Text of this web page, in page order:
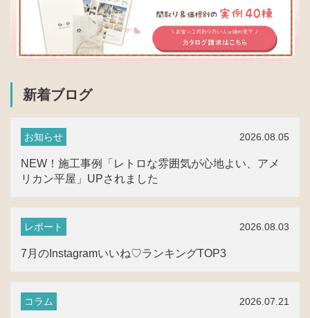
新着ブログ
お知らせ 2026.08.05
NEW！施工事例「レトロな雰囲気が心地よい、アメ
リカン平屋」UPされました
レポート 2026.08.03
7月のInstagramいいね♡ランキングTOP3
コラム 2026.07.21